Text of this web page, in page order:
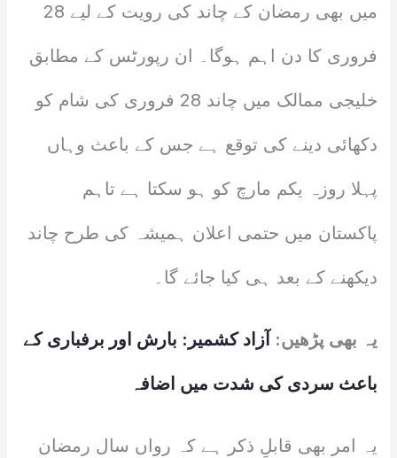
میں بھی رمضان کے چاند کی رویت کے لیے 28
فروری کا دن اہم ہوگا۔ ان رپورٹس کے مطابق
خلیجی ممالک میں چاند 28 فروری کی شام کو
دکھائی دینے کی توقع ہے جس کے باعث وہاں
پہلا روزہ یکم مارچ کو ہو سکتا ہے تاہم
پاکستان میں حتمی اعلان ہمیشہ کی طرح چاند
دیکھنے کے بعد ہی کیا جائے گا۔
یہ بھی پڑھیں: آزاد کشمیر: بارش اور برفباری کے
باعث سردی کی شدت میں اضافہ
یہ امر بھی قابلِ ذکر ہے کہ رواں سال رمضان